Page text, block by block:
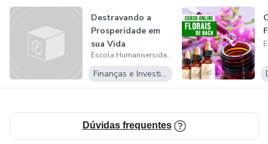
Destravando a
Prosperidade em
sua Vida
Escola Humaniversidade
Finanças e Investimentos
Dúvidas frequentes